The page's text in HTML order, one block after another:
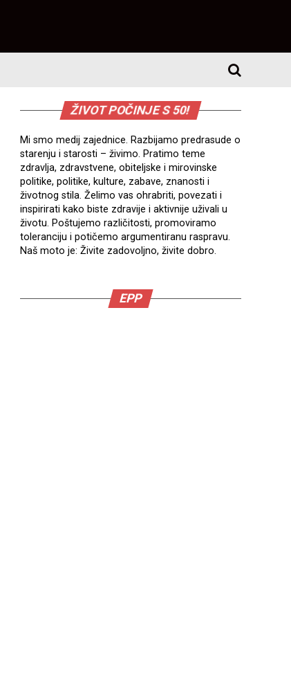
ŽIVOT POČINJE S 50!
Mi smo medij zajednice. Razbijamo predrasude o
starenju i starosti – živimo. Pratimo teme
zdravlja, zdravstvene, obiteljske i mirovinske
politike, politike, kulture, zabave, znanosti i
životnog stila. Želimo vas ohrabriti, povezati i
inspirirati kako biste zdravije i aktivnije uživali u
životu. Poštujemo različitosti, promoviramo
toleranciju i potičemo argumentiranu raspravu.
Naš moto je: Živite zadovoljno, živite dobro.
EPP